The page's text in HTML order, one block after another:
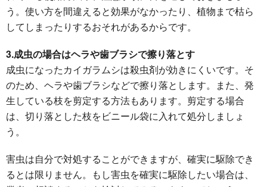
う。使い方を間違えると効果がなかったり、植物まで枯ら
してしまったりするおそれがあるからです。
3.成虫の場合はヘラや歯ブラシで擦り落とす
成虫になったカイガラムシは殺虫剤が効きにくいです。そ
のため、ヘラや歯ブラシなどで擦り落とします。また、発
生している枝を剪定する方法もあります。剪定する場合
は、切り落とした枝をビニール袋に入れて処分しましょ
う。
害虫は自分で対処することができますが、確実に駆除でき
るとは限りません。もし害虫を確実に駆除したい場合は、